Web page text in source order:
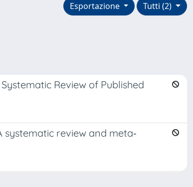
Tutti (2)
Esportazione
Review of Published
review and meta‐